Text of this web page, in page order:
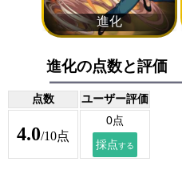
進化の点数と評価
点数 ユーザー評価
4.0/10点